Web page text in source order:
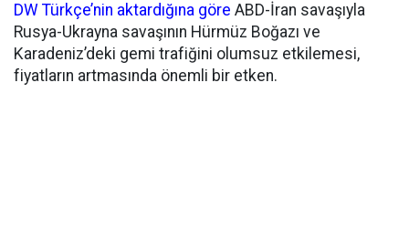
DW Türkçe’nin aktardığına göre ABD-İran savaşıyla
Rusya-Ukrayna savaşının Hürmüz Boğazı ve
Karadeniz’deki gemi trafiğini olumsuz etkilemesi,
fiyatların artmasında önemli bir etken.